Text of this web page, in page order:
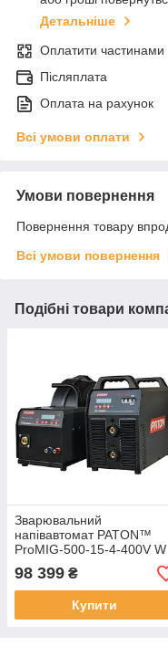
Детальніше
Оплатити частинами
Післяплата
Оплата на рахунок
Всі умови оплати
Умови повернення
Повернення товару
Всі умови повернення
Подібні товари
Зварювальний
напівавтомат PATON™
ProMIG-500-15-4-400V W
98 399 ₴
Купити